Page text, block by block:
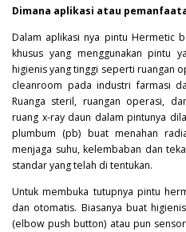
Dimana aplikasi atau
Dalam aplikasi nya pintu Hermetic
khusus yang menggunakan pintu
higienis yang tinggi seperti ruangan
cleanroom pada industri farmasi
Ruanga steril, ruangan operasi,
ruang x-ray daun dalam pintunya
plumbum (pb) buat menahan
menjaga suhu, kelembaban dan
standar yang telah di tentukan.
Untuk membuka tutupnya pintu
dan otomatis. Biasanya buat
(elbow push button) atau pun